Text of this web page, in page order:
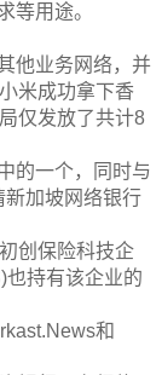
等用途。
他业务网络，并
米成功拿下香
仅发放了共计8
的一个，同时与
加坡网络银行
创保险科技企
持有该企业的
和